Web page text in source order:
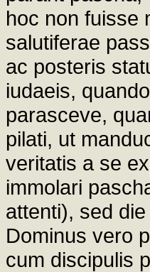
hoc non fuisse
salutiferae
ac posteris
iudaeis,
parasceve,
pilati, ut
veritatis a se
immolari
attenti), sed
Dominus vero
cum discipulis